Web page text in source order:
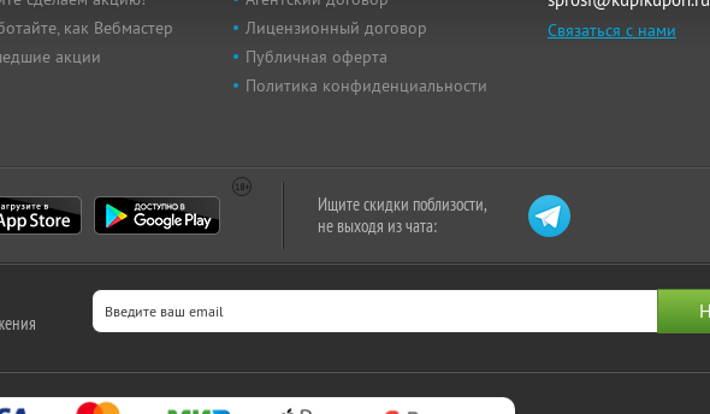
как Вебмастер
акции
Лицензионный договор
Публичная оферта
Политика конфиденциальности
Связаться с нами
Ищите скидки поблизости,
не выходя из чата: